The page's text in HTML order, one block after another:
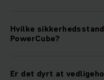
Hvilke
PowerCube?
Er det dyrt at